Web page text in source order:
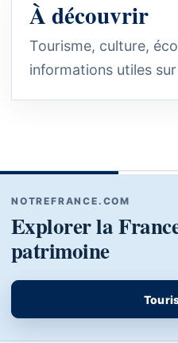
À découvrir
Tourisme, culture,
informations utiles
NOTREFRANCE.COM
Explorer la
patrimoine